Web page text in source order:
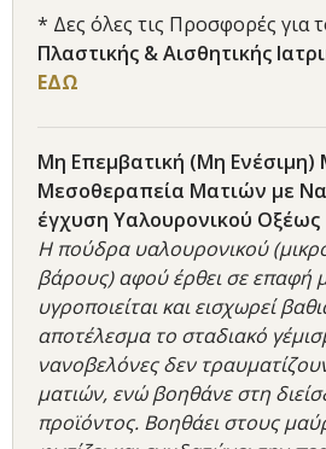
* Δες όλες τις Προσφορές για
Πλαστικής & Αισθητικής
ΕΔΩ
Μη Επεμβατική (Μη Ενέσιμη)
Μεσοθεραπεία Ματιών με
έγχυση Υαλουρονικού Οξέως
Η πούδρα υαλουρονικού
βάρους) αφού έρθει σε επαφή
υγροποιείται και εισχωρεί
αποτέλεσμα το σταδιακό
νανοβελόνες δεν
ματιών, ενώ βοηθάνε στη
προϊόντος. Βοηθάει στους